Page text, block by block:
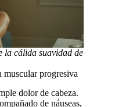
la cálida suavidad de
muscular progresiva
dolor de cabeza.
de náuseas,